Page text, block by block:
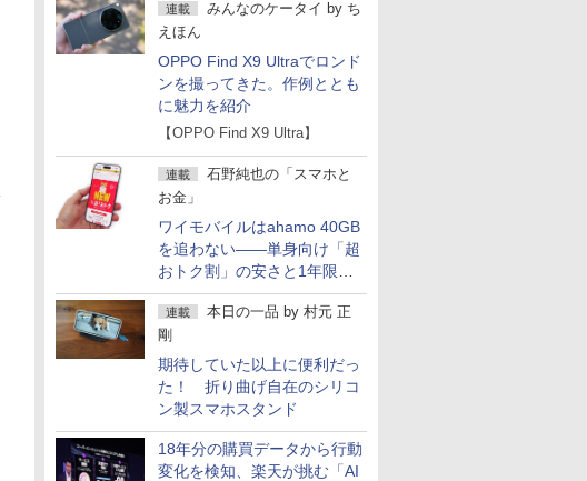
連載 みんなのケータイ by ち
えほん
OPPO Find X9 Ultraでロンド
ンを撮ってきた。作例ととも
に魅力を紹介
【OPPO Find X9 Ultra】
連載
石野純也の「スマホと
お金」
ワイモバイルはahamo 40GB
を追わない――単身向け「超
おトク割」の安さと1年限定
の注意点
連載 本日の一品 by 村元 正
剛
期待していた以上に便利だっ
た！ 折り曲げ自在のシリコ
ン製スマホスタンド
18年分の購買データから行動
変化を検知、楽天が挑む「AI